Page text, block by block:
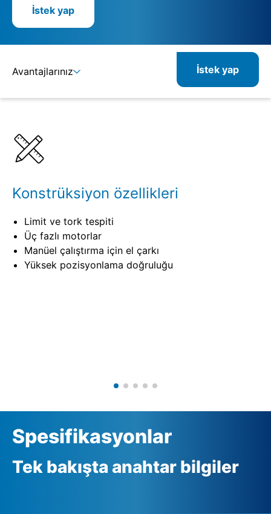
İstek yap
Avantajlarınız İstek yap
Konstrüksiyon özellikleri
Limit ve tork tespiti
Üç fazlı motorlar
Manüel çalıştırma için el çarkı
Yüksek pozisyonlama doğruluğu
Spesifikasyonlar
Tek bakışta anahtar bilgiler